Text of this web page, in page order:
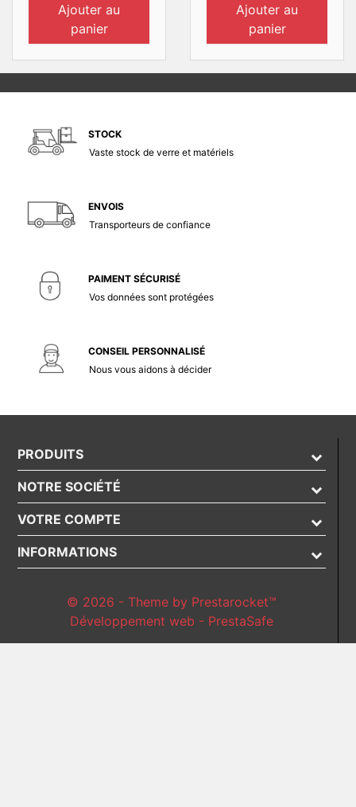
Ajouter au
panier
Ajouter au
panier
STOCK
Vaste stock de verre et matériels
ENVOIS
Transporteurs de confiance
PAIMENT SÉCURISÉ
Vos données sont protégées
CONSEIL PERSONNALISÉ
Nous vous aidons à décider
PRODUITS
NOTRE SOCIÉTÉ
VOTRE COMPTE
INFORMATIONS
© 2026 - Theme by Prestarocket™
Développement web - PrestaSafe